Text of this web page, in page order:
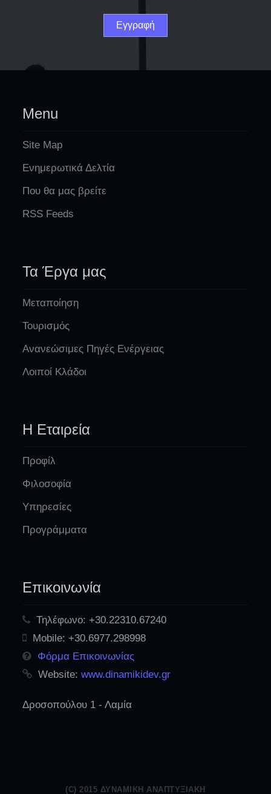
Menu
Site Map
Ενημερωτικά Δελτία
Που θα μας βρείτε
RSS Feeds
Τα Έργα μας
Μεταποίηση
Τουρισμός
Ανανεώσιμες Πηγές Ενέργειας
Λοιποί Κλάδοι
Η Εταιρεία
Προφίλ
Φιλοσοφία
Υπηρεσίες
Προγράμματα
Επικοινωνία
Τηλέφωνο: +30.22310.67240
Mobile: +30.6977.298998
Φόρμα Επικοινωνίας
Website: www.dinamikidev.gr
Δροσοπούλου 1 - Λαμία
(C) 2015 ΔΥΝΑΜΙΚΉ ΑΝΑΠΤΥΞΙΑΚΉ